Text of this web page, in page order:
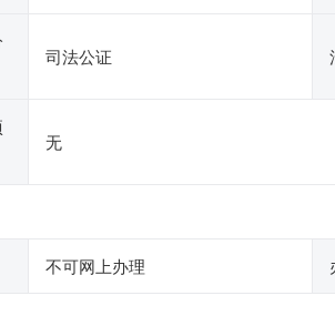
司法公证
无
不可网上办理